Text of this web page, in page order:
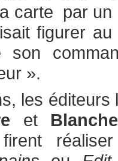
carte par un
figurer au
son
».
les éditeurs
et
firent